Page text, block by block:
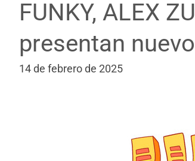
FUNKY, ALEX
presentan
14 de febrero de 2025